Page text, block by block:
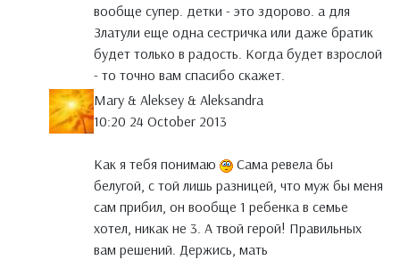
вообще супер. детки - это здорово. а для
Златули еще одна сестричка или даже братик
будет только в радость. Когда будет взрослой
- то точно вам спасибо скажет.
Mary & Aleksey & Aleksandra
10:20 24 October 2013
Как я тебя понимаю
Сама ревела бы
белугой, с той лишь разницей, что муж бы меня
сам прибил, он вообще 1 ребенка в семье
хотел, никак не 3. А твой герой! Правильных
вам решений. Держись, мать